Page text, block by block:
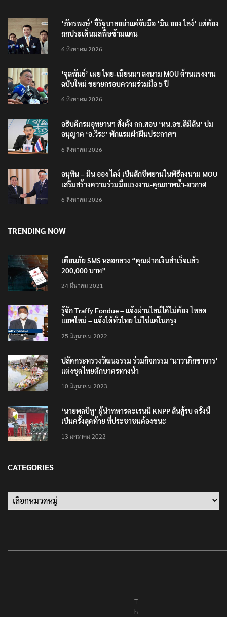
‘ภัทรพงษ์’ จี้รัฐบาลอย่าแค่จับมือ ‘มิน ออง ไลง์’ แต่ต้อง
ถกประเด็นมลพิษข้ามแดน
6 สิงหาคม 2026
‘จุลพันธ์’ เผย ไทย-เมียนมา ลงนาม MOU ด้านแรงงาน
ฉบับใหม่ ขยายกรอบความร่วมมือ 5 ปี
6 สิงหาคม 2026
อธิบดีกรมอุทยานฯ​ สั่งตั้ง กก.สอบ ‘หน.อช.สิมิลัน’ ปม
อนุญาต ‘อ.วีระ’ พักแรมฝ่าฝืนประกาศฯ
6 สิงหาคม 2026
อนุทิน – มิน ออง ไลง์ เป็นสักขีพยานในพิธีลงนาม MOU
เสริมสร้างความร่วมมือแรงงาน-คุณภาพน้ำ-อวกาศ
6 สิงหาคม 2026
TRENDING NOW
เตือนภัย SMS หลอกลวง “คุณฝากเงินสำเร็จแล้ว
200,000 บาท”
24 มีนาคม 2021
รู้จัก Traffy Fondue – แจ้งผ่านไลน์ได้ไม่ต้อง โหลด
แอพใหม่ – แจ้งได้ทั่วไทย ไม่ใช่แค่ในกรุง
25 มิถุนายน 2022
ปลัดกระทรวงวัฒนธรรม ร่วมกิจกรรม ‘นาวาภิกขาจาร’
แต่งชุดไทยตักบาตรทางน้ำ
10 มิถุนายน 2023
‘นายพลบีทู’ ผู้นำทหารคะเรนนี KNPP ลั่นสู้รบ ครั้งนี้
เป็นครั้งสุดท้าย ที่ประชาชนต้องชนะ
13 มกราคม 2022
CATEGORIES
Categories
T
h